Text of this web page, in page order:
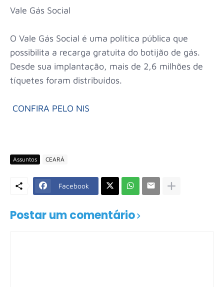
Vale Gás Social
O Vale Gás Social é uma política pública que
possibilita a recarga gratuita do botijão de gás.
Desde sua implantação, mais de 2,6 milhões de
tíquetes foram distribuídos.
CONFIRA PELO NIS
Assuntos CEARÁ
Facebook
Postar um comentário